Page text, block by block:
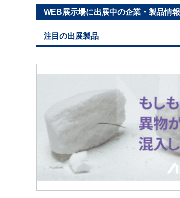
WEB展示場に出展中の企業・製品情報
注目の出展製品